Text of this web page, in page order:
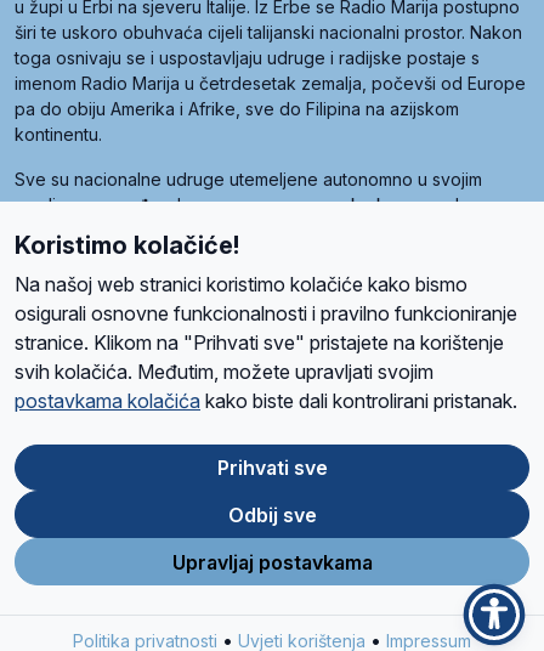
u župi u Erbi na sjeveru Italije. Iz Erbe se Radio Marija postupno
širi te uskoro obuhvaća cijeli talijanski nacionalni prostor. Nakon
toga osnivaju se i uspostavljaju udruge i radijske postaje s
imenom Radio Marija u četrdesetak zemalja, počevši od Europe
pa do obiju Amerika i Afrike, sve do Filipina na azijskom
kontinentu.
Sve su nacionalne udruge utemeljene autonomno u svojim
zemljama, a međusobna su povezane preko krovne udruge
pod nazivom Svjetska obitelj Radio Marije (World Family of
Radio Maria). Svjetsku obitelj utemeljilo je sedam članica, među
kojima je i hrvatska Udruga Radio Marija.
O namaRadio ProgramVolonteriPrijateljiKontaktPravila privatnosti
Ova stranica je zaštićena Google reCAPTCHA sustavom
Store
Google
Play
Koristimo kolačiće!
Na našoj web stranici koristimo kolačiće kako bismo
osigurali osnovne funkcionalnosti i pravilno funkcioniranje
stranice. Klikom na "Prihvati sve" pristajete na korištenje
svih kolačića. Međutim, možete upravljati svojim
postavkama kolačića kako biste dali kontrolirani pristanak.
Prihvati sve
Odbij sve
Upravljaj postavkama
Politika privatnosti • Uvjeti korištenja • Impressum